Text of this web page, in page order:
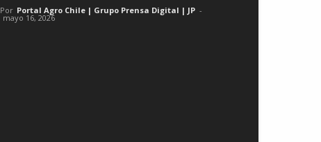
Por Portal Agro Chile | Grupo Prensa Digital | JP -
mayo 16, 2026